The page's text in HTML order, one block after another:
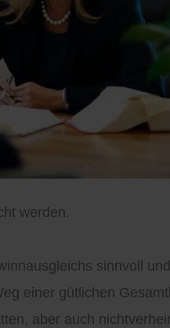
werden.
sinnvoll
einer gütlichen
aber auch